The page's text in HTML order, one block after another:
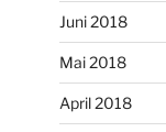
Juni 2018
Mai 2018
April 2018